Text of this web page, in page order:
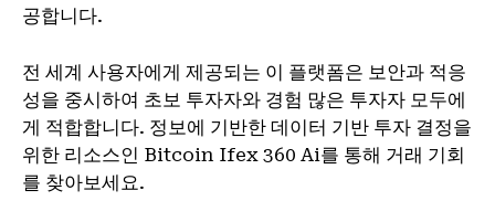
공합니다.
전 세계 사용자에게 제공되는 이 플랫폼은 보안과 적응
성을 중시하여 초보 투자자와 경험 많은 투자자 모두에
게 적합합니다. 정보에 기반한 데이터 기반 투자 결정을
위한 리소스인 Bitcoin Ifex 360 Ai를 통해 거래 기회
를 찾아보세요.